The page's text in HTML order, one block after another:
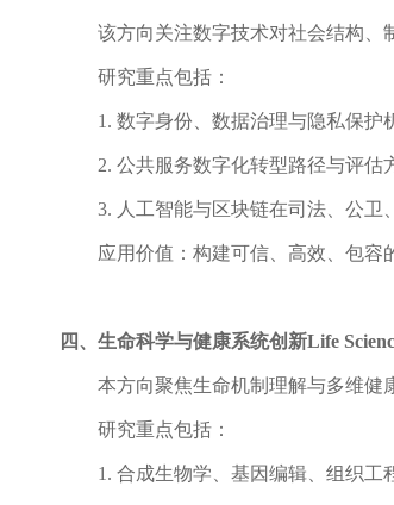
该方向关注数字技术对社会结构、
研究重点包括：
1. 数字身份、数据治理与隐私保护
2. 公共服务数字化转型路径与评估
3. 人工智能与区块链在司法、公卫
应用价值：构建可信、高效、包容
四、生命科学与健康系统创新Life
本方向聚焦生命机制理解与多维健
研究重点包括：
1. 合成生物学、基因编辑、组织工